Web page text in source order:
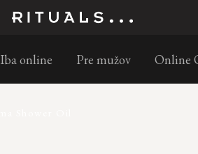
Objednajte do 11:00 – doručenie nasledujúci pracovný deň s
Iba online Pre mužov Online